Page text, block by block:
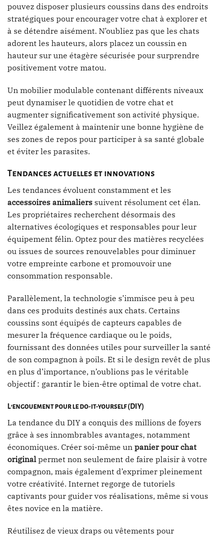
pouvez disposer plusieurs coussins dans des endroits
stratégiques pour encourager votre chat à explorer et
à se détendre aisément. N’oubliez pas que les chats
adorent les hauteurs, alors placez un coussin en
hauteur sur une étagère sécurisée pour surprendre
positivement votre matou.
Un mobilier modulable contenant différents niveaux
peut dynamiser le quotidien de votre chat et
augmenter significativement son activité physique.
Veillez également à maintenir une bonne hygiène de
ses zones de repos pour participer à sa santé globale
et éviter les parasites.
Tendances actuelles et innovations
Les tendances évoluent constamment et les
accessoires animaliers suivent résolument cet élan.
Les propriétaires recherchent désormais des
alternatives écologiques et responsables pour leur
équipement félin. Optez pour des matières recyclées
ou issues de sources renouvelables pour diminuer
votre empreinte carbone et promouvoir une
consommation responsable.
Parallèlement, la technologie s’immisce peu à peu
dans ces produits destinés aux chats. Certains
coussins sont équipés de capteurs capables de
mesurer la fréquence cardiaque ou le poids,
fournissant des données utiles pour surveiller la santé
de son compagnon à poils. Et si le design revêt de plus
en plus d’importance, n’oublions pas le véritable
objectif : garantir le bien-être optimal de votre chat.
L’engouement pour le do-it-yourself (DIY)
La tendance du DIY a conquis des millions de foyers
grâce à ses innombrables avantages, notamment
économiques. Créer soi-même un panier pour chat
original permet non seulement de faire plaisir à votre
compagnon, mais également d’exprimer pleinement
votre créativité. Internet regorge de tutoriels
captivants pour guider vos réalisations, même si vous
êtes novice en la matière.
Réutilisez de vieux draps ou vêtements pour